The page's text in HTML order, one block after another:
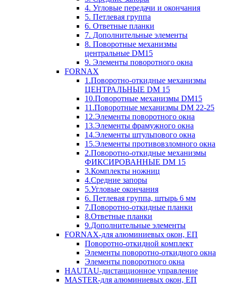
4. Угловые передачи и окончания
5. Петлевая группа
6. Ответные планки
7. Дополнительные элементы
8. Поворотные механизмы
центральные DM15
9. Элементы поворотного окна
FORNAX
1.Поворотно-откидные механизмы
ЦЕНТРАЛЬНЫЕ DM 15
10.Поворотные механизмы DM15
11.Поворотные механизмы DM 22-25
12.Элементы поворотного окна
13.Элементы фрамужного окна
14.Элементы штульпового окна
15.Элементы противовзломного окна
2.Поворотно-откидные механизмы
ФИКСИРОВАННЫЕ DM 15
3.Комплекты ножниц
4.Средние запоры
5.Угловые окончания
6. Петлевая группа, штырь 6 мм
7.Поворотно-откидные планки
8.Ответные планки
9.Дополнительные элементы
FORNAX-для алюминиевых окон, ЕП
Поворотно-откидной комплект
Элементы поворотно-откидного окна
Элементы поворотного окна
HAUTAU-дистанционное управление
MASTER-для алюминиевых окон, ЕП